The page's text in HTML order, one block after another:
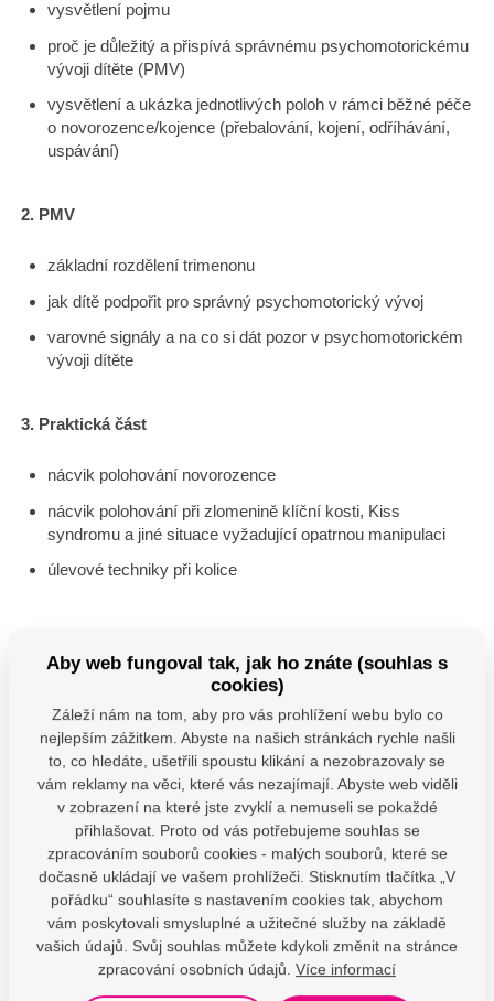
vysvětlení pojmu
proč je důležitý a přispívá správnému psychomotorickému
vývoji dítěte (PMV)
vysvětlení a ukázka jednotlivých poloh v rámci běžné péče
o novorozence/kojence (přebalování, kojení, odříhávání,
uspávání)
2. PMV
základní rozdělení trimenonu
jak dítě podpořit pro správný psychomotorický vývoj
varovné signály a na co si dát pozor v psychomotorickém
vývoji dítěte
3. Praktická část
nácvik polohování novorozence
nácvik polohování při zlomenině klíční kosti, Kiss
syndromu a jiné situace vyžadující opatrnou manipulaci
úlevové techniky při kolice
Cena skupinového kurzu 400 Kč
Aby web fungoval tak, jak ho znáte (souhlas s
cookies)
Záleží nám na tom, aby pro vás prohlížení webu bylo co
nejlepším zážitkem. Abyste na našich stránkách rychle našli
to, co hledáte, ušetřili spoustu klikání a nezobrazovaly se
vám reklamy na věci, které vás nezajímají. Abyste web viděli
v zobrazení na které jste zvyklí a nemuseli se pokaždé
přihlašovat. Proto od vás potřebujeme souhlas se
zpracováním souborů cookies - malých souborů, které se
dočasně ukládají ve vašem prohlížeči. Stisknutím tlačítka „V
pořádku“ souhlasíte s nastavením cookies tak, abychom
vám poskytovali smysluplné a užitečné služby na základě
vašich údajů. Svůj souhlas můžete kdykoli změnit na stránce
zpracování osobních údajů. Více informací